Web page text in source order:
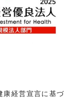
康経営宣言に基づ